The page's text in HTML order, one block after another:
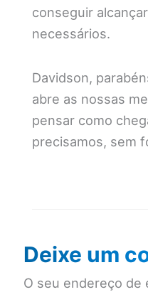
conseguir
necessários.
Davidson,
abre as nossas
pensar como
precisamos, sem
Deixe um
O seu endereço de